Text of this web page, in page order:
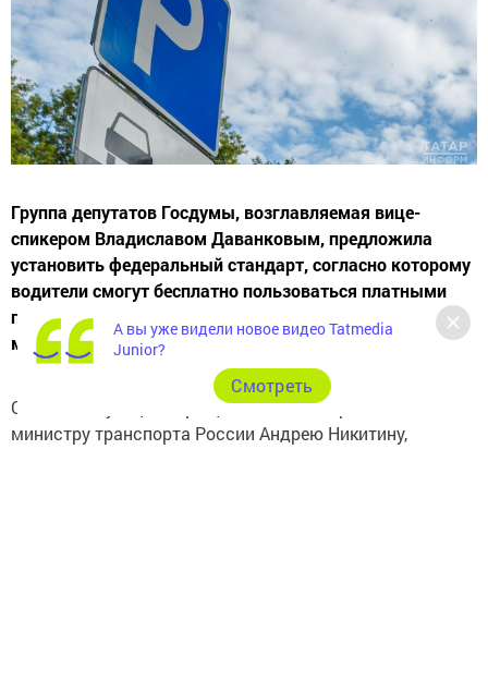
Группа депутатов Госдумы, возглавляемая вице-
спикером Владиславом Даванковым, предложила
установить федеральный стандарт, согласно которому
водители смогут бесплатно пользоваться платными
парковками общего пользования в течение первых 20
минут.
Соответствующее обращение было направлено
министру транспорта России Андрею Никитину,
А вы уже видели новое видео Tatmedia
Junior?
Cмотреть